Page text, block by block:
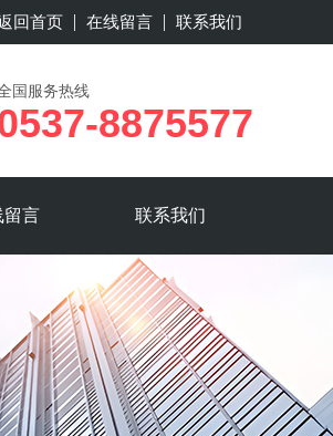
回首页 在线留言 联系我们
国服务热线
8875577
留言 联系我们